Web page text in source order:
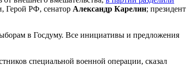
Герой РФ, сенатор Александр Карелин; президент
в Госдуму. Все инициативы и предложения
специальной военной операции, сказал